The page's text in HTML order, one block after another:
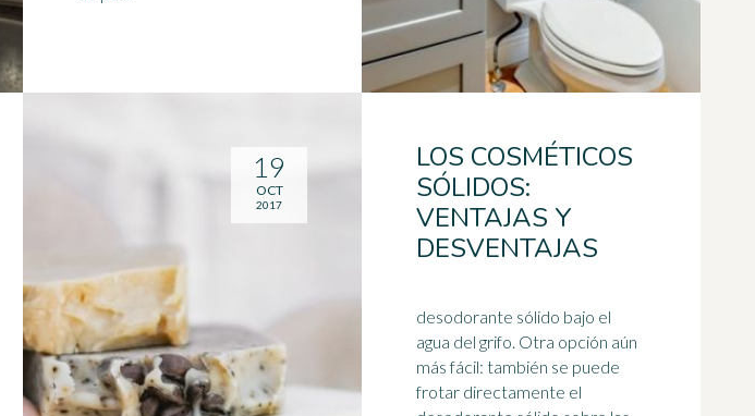
LOS COSMÉTICOS
SÓLIDOS:
VENTAJAS Y
DESVENTAJAS
desodorante sólido bajo el
agua del grifo. Otra opción aún
más fácil: también se puede
frotar directamente el
19
OCT
2017